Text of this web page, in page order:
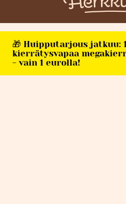
🎁 Huipputarjous jatkuu:
kierrätysvapaa
- vain 1 eurolla!